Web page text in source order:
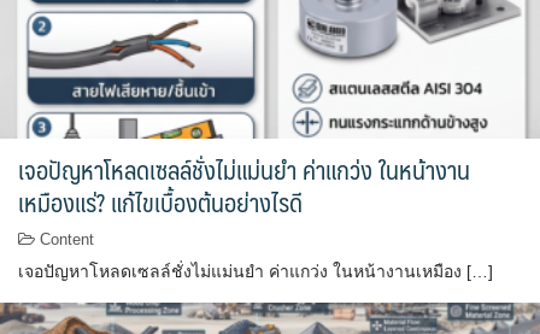
เจอปัญหาโหลดเซลล์ชั่งไม่แม่นยำ ค่าแกว่ง ในหน้างาน
เหมืองแร่? แก้ไขเบื้องต้นอย่างไรดี
Content
เจอปัญหาโหลดเซลล์ชั่งไม่แม่นยำ ค่าแกว่ง ในหน้างานเหมือง […]